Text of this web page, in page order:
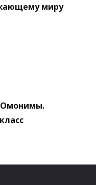
миру
Омонимы.